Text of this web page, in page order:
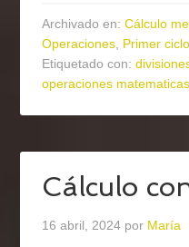
Archivado en:Cálculo
Operaciones, Primer ciclo
Etiquetado con:
operaciones matematicas
Cálculo
16 abril, 2024 por María